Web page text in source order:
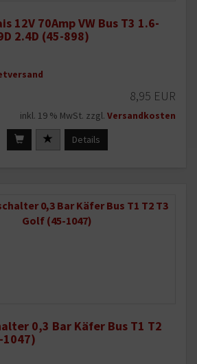
12V 70Amp VW Bus T3 1.6-
2.4D (45-898)
8,95 EUR
inkl. 19 % MwSt. zzgl. Versandkosten
Details
0,3 Bar Käfer Bus T1 T2
1047)